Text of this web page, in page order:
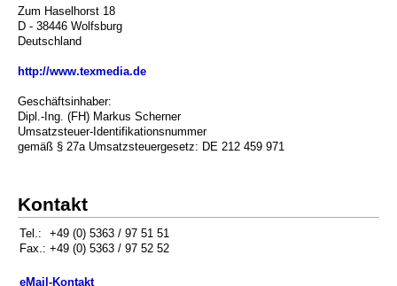
Zum Haselhorst 18
D - 38446 Wolfsburg
Deutschland
http://www.texmedia.de
Geschäftsinhaber:
Dipl.-Ing. (FH) Markus Scherner
Umsatzsteuer-Identifikationsnummer
gemäß § 27a Umsatzsteuergesetz: DE 212 459 971
Kontakt
Tel.:
Fax.:
+49 (0) 5363 / 97 51 51
+49 (0) 5363 / 97 52 52
eMail-Kontakt